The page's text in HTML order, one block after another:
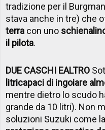
tradizione per il
stava anche in tre) che
terra con uno
il pilota.
DUE CASCHI EALTRO
litricapaci di ingoiare
mentre dietro lo scudo
grande da 10 litri). Non
soluzioni Suzuki come